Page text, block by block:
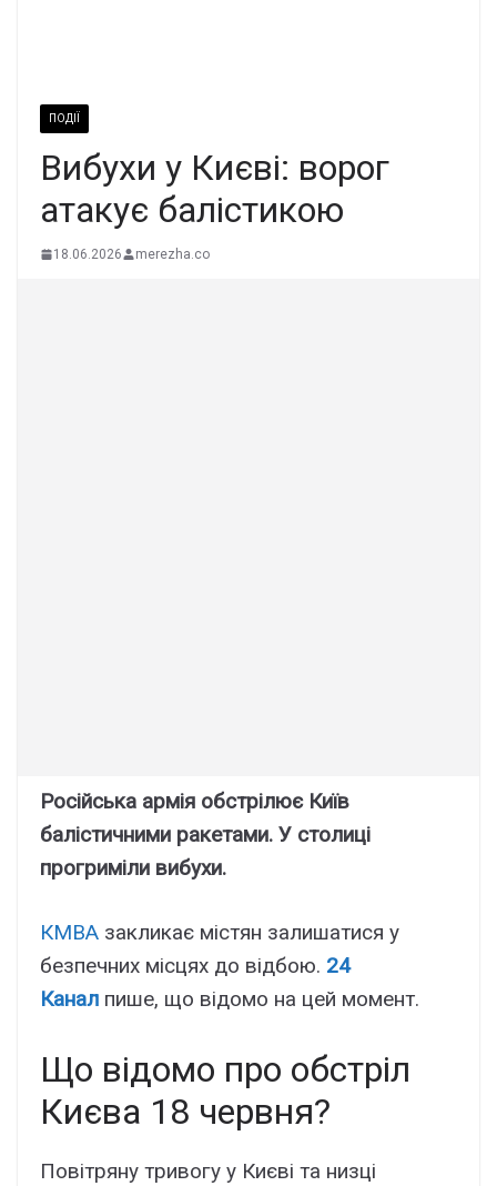
ПОДІЇ
Вибухи у Києві: ворог
атакує балістикою
18.06.2026 merezha.co
Російська армія обстрілює Київ
балістичними ракетами. У столиці
прогриміли вибухи.
КМВА закликає містян залишатися у
безпечних місцях до відбою. 24
Канал пише, що відомо на цей момент.
Що відомо про обстріл
Києва 18 червня?
Повітряну тривогу у Києві та низці